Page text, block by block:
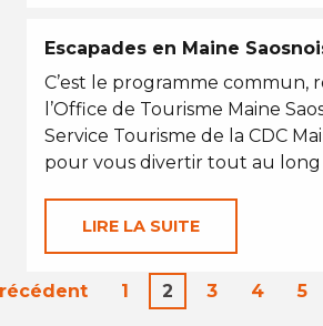
Escapades en Maine
C’est le programme commun,
l’Office de Tourisme Maine
Service Tourisme de la CDC
pour vous divertir tout au long
LIRE LA SUITE
1 2 3 4 5